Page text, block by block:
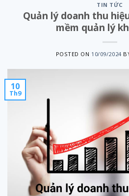
TIN TỨC
Quản lý doanh thu
mềm quản lý
POSTED ON 10/09/2024
10
Th9